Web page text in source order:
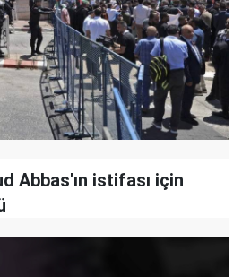
Abbas'ın istifası için